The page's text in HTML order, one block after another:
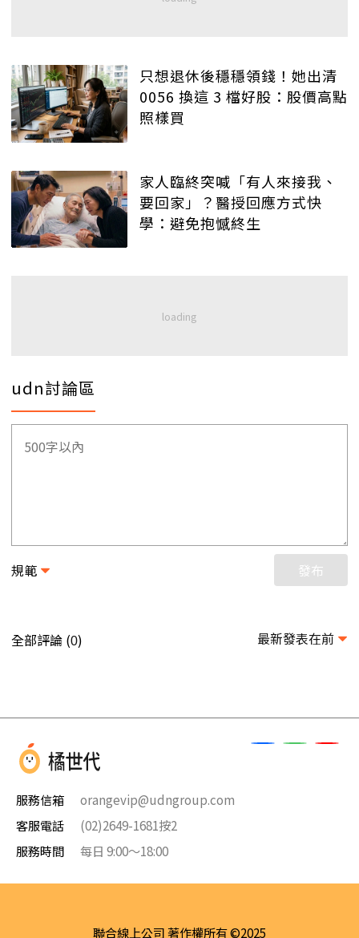
只想退休後穩穩領錢！她出清
0056 換這 3 檔好股：股價高點
照樣買
家人臨終突喊「有人來接我、
要回家」？醫授回應方式快
學：避免抱憾終生
udn討論區
規範 發布
全部評論 (0) 最新發表在前
服務信箱
orangevip@udngroup.com
客服電話
(02)2649-1681按2
服務時間
每日 9:00～18:00
聯合線上公司 著作權所有 ©2025